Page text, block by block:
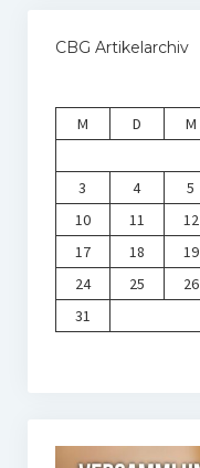
CBG Artikelarchiv
M
D M
3
4 5
10
11 12
17
18 19
24
25 26
31